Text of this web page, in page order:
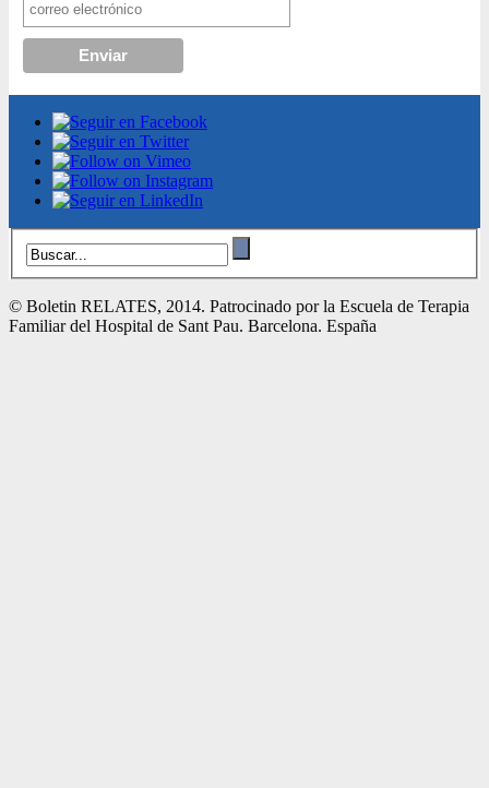
© Boletin RELATES, 2014. Patrocinado por la Escuela de Terapia
Familiar del Hospital de Sant Pau. Barcelona. España